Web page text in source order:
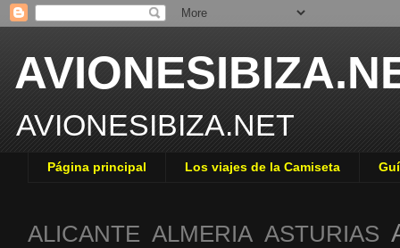
AVIONESIBIZA.NET
Página principal Los viajes de la Camiseta
ALICANTE ALMERIA ASTURIAS